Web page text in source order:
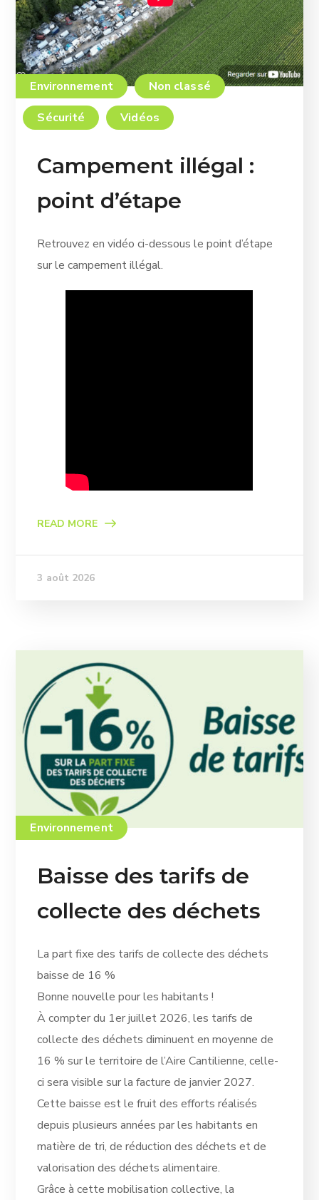
Environnement
Non classé
Sécurité
Vidéos
Campement illégal :
point d’étape
Retrouvez en vidéo ci-dessous le point d’étape
sur le campement illégal.
READ MORE
3 août 2026
Environnement
Baisse des tarifs de
collecte des déchets
La part fixe des tarifs de collecte des déchets
baisse de 16 %
Bonne nouvelle pour les habitants !
À compter du 1er juillet 2026, les tarifs de
collecte des déchets diminuent en moyenne de
16 % sur le territoire de l’Aire Cantilienne, celle-
ci sera visible sur la facture de janvier 2027.
Cette baisse est le fruit des efforts réalisés
depuis plusieurs années par les habitants en
matière de tri, de réduction des déchets et de
valorisation des déchets alimentaire.
Grâce à cette mobilisation collective, la